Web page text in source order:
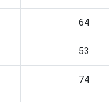
64
53
74